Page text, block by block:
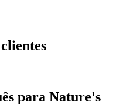
para Nature's